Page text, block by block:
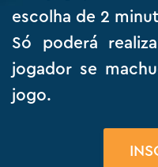
escolha de 2
Só poderá
jogador se
jogo.